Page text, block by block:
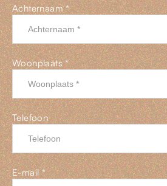
Achternaam *
Woonplaats *
Telefoon
E-mail *